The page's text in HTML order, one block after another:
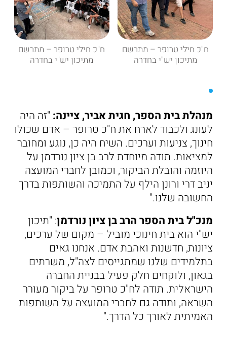
ח"כ חילי טרופר – מתרשם
מתיכון יש"י בחדרה
ח"כ חילי טרופר – מתרשם
מתיכון יש"י בחדרה
מנהלת בית הספר, חגית אביר, ציינה: "זה היה
לעונג ולכבוד לארח את ח"כ טרופר – אדם שכולו
חינוך, צניעות וערכים. השיח היה כן, נוגע ומחובר
למציאות. תודה מיוחדת לרב בן ציון נורדמן על
היוזמה והובלת הביקור, וכמובן לחברי המועצה
יניב דרי ורונן הילף על התמיכה והשותפות בדרך
החשובה שלנו."
מנכ"ל בית הספר הרב בן ציון נורדמן: "תיכון
יש"י הוא בית חינוכי מוביל – מקום של ערכים,
ציונות, חדשנות ואהבת אדם. אנחנו גאים
בתלמידים שלנו שמתגייסים לצה"ל, משרתים
בגאון, ולוקחים חלק פעיל בבניית החברה
הישראלית. תודה לח"כ טרופר על ביקור מעורר
השראה, ותודה גם לחברי המועצה על השותפות
האמיתית לאורך כל הדרך."